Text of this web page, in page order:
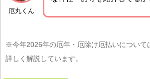
厄丸くん
※今年2026年の厄年・厄除け厄払いについて
詳しく解説しています。